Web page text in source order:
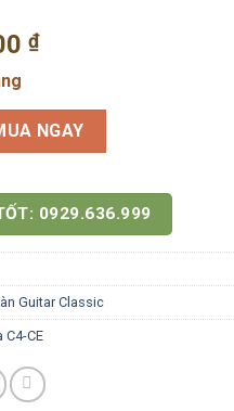
₫
CE số lượng
NGAY
0929.636.999
Guitar Classic
CE